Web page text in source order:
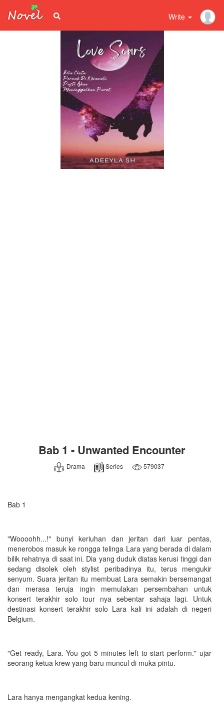
Write
Bab 1 - Unwanted Encounter
Drama Series 579037
Bab 1
"Woooohh...!" bunyi keriuhan dan jeritan dari luar pentas,
menerobos masuk ke rongga telinga Lara yang berada di dalam
bilik rehatnya di saat ini. Dia yang duduk diatas kerusi tinggi dan
sedang disolek oleh stylist peribadinya itu, terus mengukir
senyum. Suara jeritan itu membuat Lara semakin bersemangat
dan merasa teruja ingin memulakan persembahan untuk
konsert terakhir solo tour nya sebentar sahaja lagi. Untuk
destinasi konsert terakhir solo Lara kali ini adalah di negeri
Belgium.
"Get ready, Lara. You got 5 minutes left to start perform." ujar
seorang ketua krew yang baru muncul di muka pintu.
Lara hanya mengangkat kedua kening.